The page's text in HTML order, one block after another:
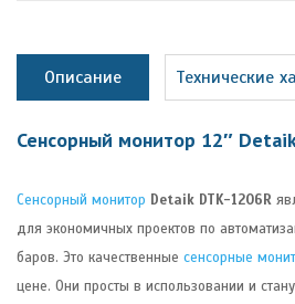
Описание Технические
Сенсорный монитор 12″
Сенсорный монитор Detaik DTK-1206R
для экономичных проектов по
баров. Это качественные сенсорные
цене. Они просты в использовании и